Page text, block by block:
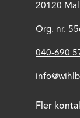
20120
Org. nr.
040-690
Fler